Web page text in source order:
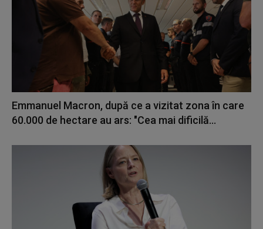
Emmanuel Macron, după ce a vizitat zona în care
60.000 de hectare au ars: "Cea mai dificilă...